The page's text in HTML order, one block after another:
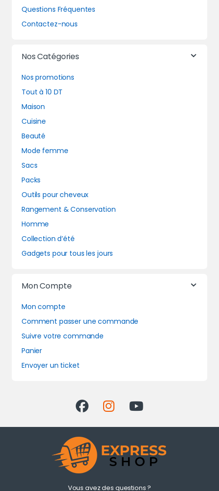
Questions Fréquentes
Contactez-nous
Nos Catégories
Nos promotions
Tout à 10 DT
Maison
Cuisine
Beauté
Mode femme
Sacs
Packs
Outils pour cheveux
Rangement & Conservation
Homme
Collection d’été
Gadgets pour tous les jours
Mon Compte
Mon compte
Comment passer une commande
Suivre votre commande
Panier
Envoyer un ticket
Vous avez des questions ?